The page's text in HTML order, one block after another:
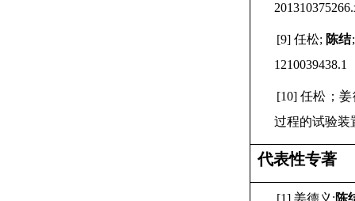
[9] 任松; 陈结;
1210039438.1
[10]任松；
过程的试验装
代表性专著